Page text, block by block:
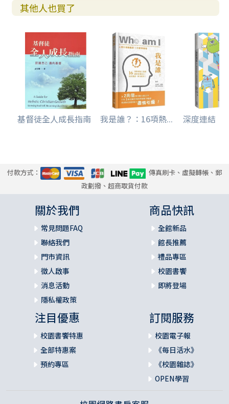
其他人也買了
基督徒全人成長指南 我是誰？：16項熱... 深度連結：
付款方式：
傳真刷卡、虛擬轉帳、郵
政劃撥、超商取貨付款
關於我們
常見問題FAQ
聯絡我們
門市資訊
徵人啟事
消息活動
隱私權政策
商品快訊
全館新品
館長推薦
禮品專區
校園書饗
即將登場
注目優惠
校園書饗特惠
全部特惠案
預約專區
訂閱服務
校園電子報
《每日活水》
《校園雜誌》
OPEN學習